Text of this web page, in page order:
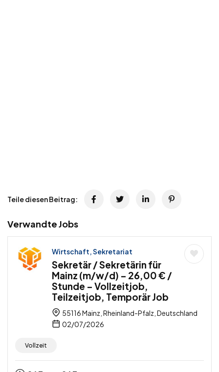
Teile diesen Beitrag:
Verwandte Jobs
Wirtschaft, Sekretariat
Sekretär / Sekretärin für
Mainz (m/w/d) – 26,00 € /
Stunde – Vollzeitjob,
Teilzeitjob, Temporär Job
55116 Mainz, Rheinland-Pfalz, Deutschland
02/07/2026
Vollzeit